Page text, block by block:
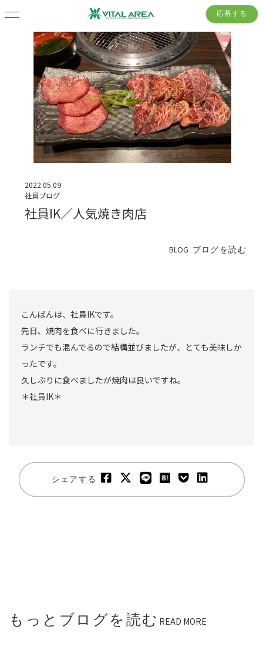
応募する
2022.05.09
社員ブログ
社員IK／人気焼き肉店
BLOG ブログを読む
こんばんは、社員IKです。
先日、焼肉を食べに行きました。
ランチでも混んでるので結構並びましたが、とても美味しか
ったです。
久しぶりに食べましたが焼肉は良いですね。
＊社員IK＊
シェアする
もっとブログを読む READ MORE